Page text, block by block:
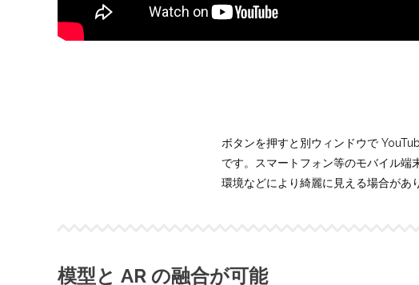
ボタンを押すと別ウィンドウで
です。スマートフォン等のモバイル
環境などにより綺麗に見える場合があ
模型と AR の融合が可能